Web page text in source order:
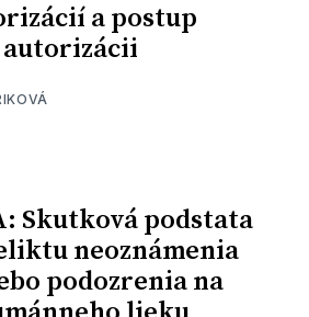
a postup
Skutková podstata
neoznámenia
podozrenia na